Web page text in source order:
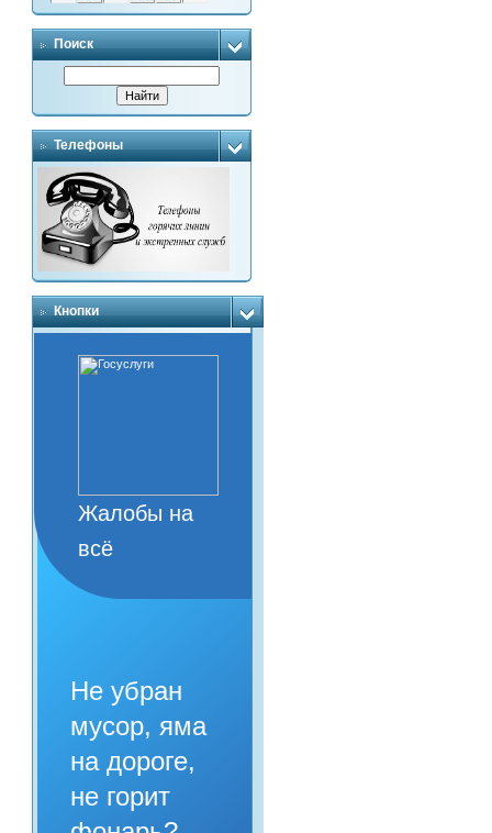
Поиск
Телефоны
Кнопки
Жалобы на
всё
Не убран
мусор, яма
на дороге,
не горит